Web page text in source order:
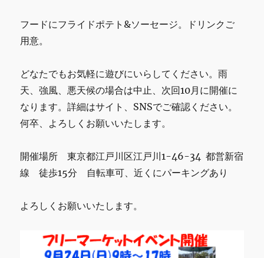
フードにフライドポテト&ソーセージ。ドリンクご
用意。
どなたでもお気軽に遊びにいらしてください。雨
天、強風、悪天候の場合は中止、次回10月に開催に
なります。詳細はサイト、SNSでご確認ください。
何卒、よろしくお願いいたします。
開催場所 東京都江戸川区江戸川1-46-34 都営新宿
線 徒歩15分 自転車可、近くにパーキングあり
よろしくお願いいたします。